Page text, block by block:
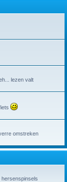
lezen valt
omstreken
hersenspinsels